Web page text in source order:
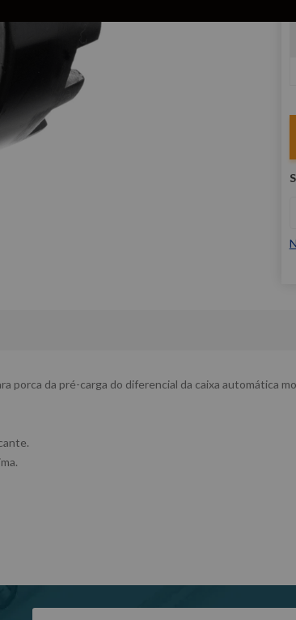
porca da pré-carga do diferencial da caixa automática